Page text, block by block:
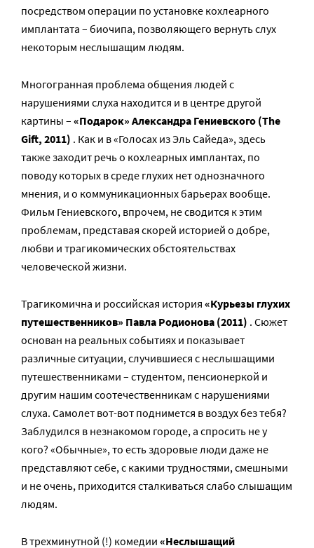
посредством операции по установке кохлеарного
имплантата – биочипа, позволяющего вернуть слух
некоторым неслышащим людям.
Многогранная проблема общения людей с
нарушениями слуха находится и в центре другой
картины – «Подарок» Александра Гениевского (The
Gift, 2011) . Как и в «Голосах из Эль Сайеда», здесь
также заходит речь о кохлеарных имплантах, по
поводу которых в среде глухих нет однозначного
мнения, и о коммуникационных барьерах вообще.
Фильм Гениевского, впрочем, не сводится к этим
проблемам, представая скорей историей о добре,
любви и трагикомических обстоятельствах
человеческой жизни.
Трагикомична и российская история «Курьезы глухих
путешественников» Павла Родионова (2011) . Сюжет
основан на реальных событиях и показывает
различные ситуации, случившиеся с неслышащими
путешественниками – студентом, пенсионеркой и
другим нашим соотечественникам с нарушениями
слуха. Самолет вот-вот поднимется в воздух без тебя?
Заблудился в незнакомом городе, а спросить не у
кого? «Обычные», то есть здоровые люди даже не
представляют себе, с какими трудностями, смешными
и не очень, приходится сталкиваться слабо слышащим
людям.
В трехминутной (!) комедии «Неслышащий